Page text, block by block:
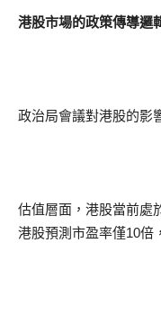
港股市場的政策傳導邏
政治局會議對港股的影
估值層面，港股當前處
港股預測市盈率僅10倍